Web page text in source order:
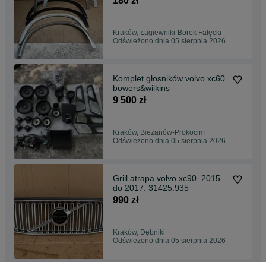
Kraków, Łagiewniki-Borek Fałęcki
Odświeżono dnia 05 sierpnia 2026
Komplet głosników volvo xc60
bowers&wilkins
9 500 zł
Kraków, Bieżanów-Prokocim
Odświeżono dnia 05 sierpnia 2026
Grill atrapa volvo xc90. 2015
do 2017. 31425.935
990 zł
Kraków, Dębniki
Odświeżono dnia 05 sierpnia 2026